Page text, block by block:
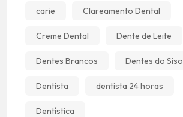
carie Clareamento Dental
Creme Dental Dente de Leite
Dentes Brancos Dentes do Siso
Dentista dentista 24 horas
Dentística